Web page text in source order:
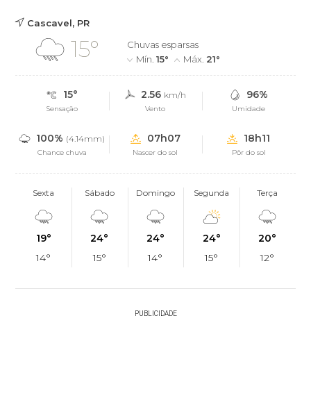
Cascavel, PR
15°
Chuvas esparsas
Mín.15° Máx. 21°
15°
Sensação
2.56 km/h
Vento
96%
Umidade
100% (4.14mm)
Chance chuva
07h07
Nascer do sol
18h11
Pôr do sol
Sexta
19°
14°
Sábado
24°
15°
Domingo
24°
14°
Segunda
24°
15°
Terça
20°
12°
PUBLICIDADE